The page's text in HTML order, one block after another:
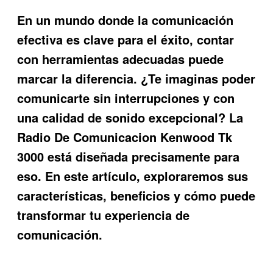
En un mundo donde la comunicación
efectiva es clave para el éxito, contar
con herramientas adecuadas puede
marcar la diferencia. ¿Te imaginas poder
comunicarte sin interrupciones y con
una calidad de sonido excepcional? La
Radio De Comunicacion Kenwood Tk
3000 está diseñada precisamente para
eso. En este artículo, exploraremos sus
características, beneficios y cómo puede
transformar tu experiencia de
comunicación.